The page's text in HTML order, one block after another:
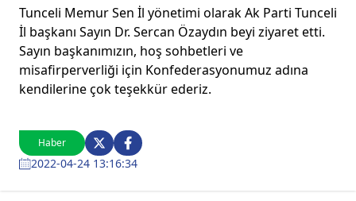
Haber
2022-04-24 13:16:34
Tunceli Memur Sen İl yönetimi olarak Ak Parti Tunceli
İl başkanı Sayın Dr. Sercan Özaydın beyi ziyaret etti.
Sayın başkanımızın, hoş sohbetleri ve
misafirperverliği için Konfederasyonumuz adına
kendilerine çok teşekkür ederiz.